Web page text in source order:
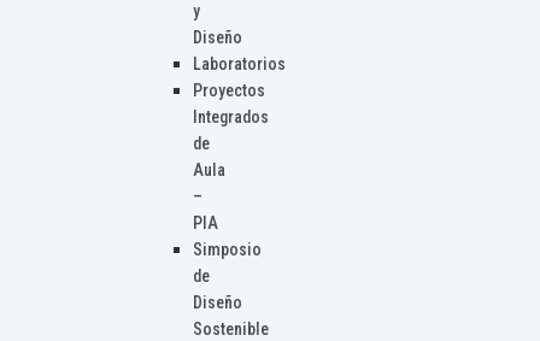
y
Diseño
Laboratorios
Proyectos
Integrados
de
Aula
–
PIA
Simposio
de
Diseño
Sostenible